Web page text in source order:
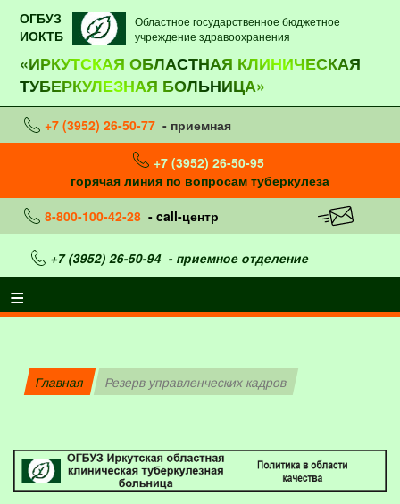
ОГБУЗ
ИОКТБ
Областное государственное бюджетное
учреждение здравоохранения
«ИРКУТСКАЯ ОБЛАСТНАЯ КЛИНИЧЕСКАЯ
ТУБЕРКУЛЕЗНАЯ БОЛЬНИЦА»
+7 (3952) 26-50-77 - приемная
+7 (3952) 26-50-95
горячая линия по вопросам туберкулеза
8-800-100-42-28 - call-центр
+7 (3952) 26-50-94- приемное отделение
Главная Резерв управленческих кадров